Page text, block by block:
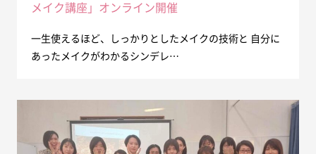
メイク講座」オンライン開催
一生使えるほど、しっかりとしたメイクの技術と 自分に
あったメイクがわかるシンデレ…